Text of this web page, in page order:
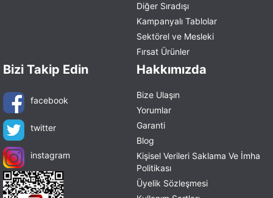
Diğer Sıradışı
Kampanyalı Tablolar
Sektörel ve Mesleki
Fırsat Ürünler
Bizi Takip Edin
facebook
twitter
instagram
Hakkımızda
Bize Ulaşın
Yorumlar
Garanti
Blog
Kişisel Verileri Saklama Ve İmha
Politikası
Üyelik Sözleşmesi